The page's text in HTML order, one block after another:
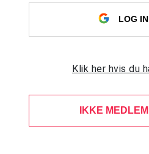
LOG
Klik her hvis du
IKKE